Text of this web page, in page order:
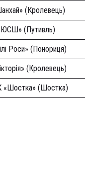
(Кролевець)
(Путивль)
Роси» (Понориця)
(Кролевець)
«Шостка» (Шостка)